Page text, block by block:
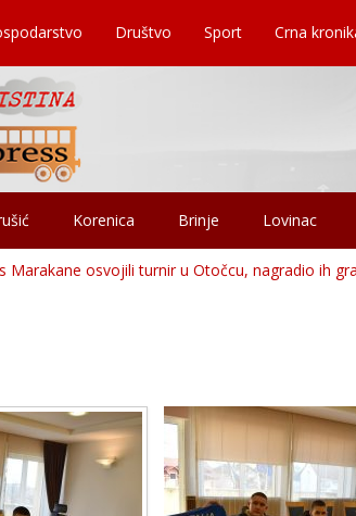
Društvo Sport Crna
Korenica Brinje Lovinac
Marakane osvojili turnir u Otočcu, nagradio ih